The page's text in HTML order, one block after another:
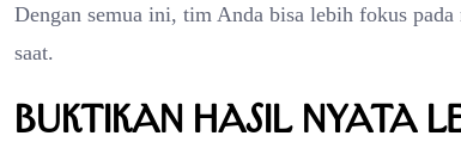
Dengan semua ini, tim Anda bisa lebih fokus
saat.
Buktikan Hasil Nyata